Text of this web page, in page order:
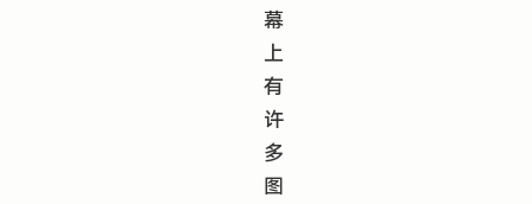
幕
上
有
许
多
图